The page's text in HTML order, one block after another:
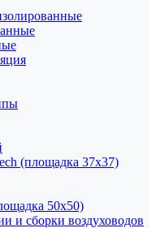
(площадка 37х37)
50х50)
и сборки воздуховодов